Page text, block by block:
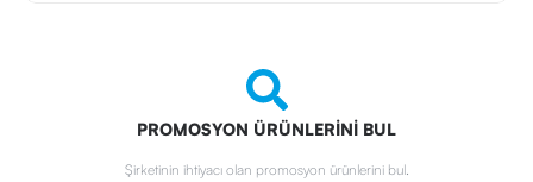
PROMOSYON ÜRÜNLERİNİ BUL
Şirketinin ihtiyacı olan promosyon ürünlerini bul.